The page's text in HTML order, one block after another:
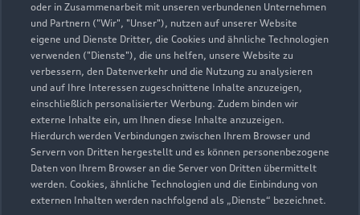
oder in Zusammenarbeit mit unseren verbundenen Unternehmen
und Partnern ("Wir", "Unser"), nutzen auf unserer Website
eigene und Dienste Dritter, die Cookies und ähnliche Technologien
verwenden ("Dienste"), die uns helfen, unsere Website zu
verbessern, den Datenverkehr und die Nutzung zu analysieren
und auf Ihre Interessen zugeschnittene Inhalte anzuzeigen,
einschließlich personalisierter Werbung. Zudem binden wir
externe Inhalte ein, um Ihnen diese Inhalte anzuzeigen.
Hierdurch werden Verbindungen zwischen Ihrem Browser und
Servern von Dritten hergestellt und es können personenbezogene
Daten von Ihrem Browser an die Server von Dritten übermittelt
werden. Cookies, ähnliche Technologien und die Einbindung von
externen Inhalten werden nachfolgend als „Dienste“ bezeichnet.
info-bruchsal@grafhardenberg.de
Kontaktdaten herunterladen
Öffnungszeiten
Verkauf